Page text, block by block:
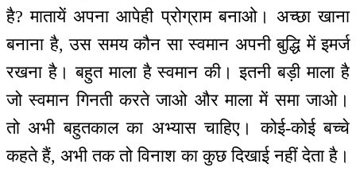
है? मातायें अपना आपेही प्रोग्राम बनाओ। अच्छा खाना
बनाना है, उस समय कौन सा स्वमान अपनी बुद्धि में इमर्ज
रखना है। बहुत माला है स्वमान की। इतनी बड़ी माला है
जो स्वमान गिनती करते जाओ और माला में समा जाओ।
तो अभी बहुतकाल का अभ्यास चाहिए। कोई-कोई बच्चे
कहते हैं, अभी तक तो विनाश का कुछ दिखाई नहीं देता है।